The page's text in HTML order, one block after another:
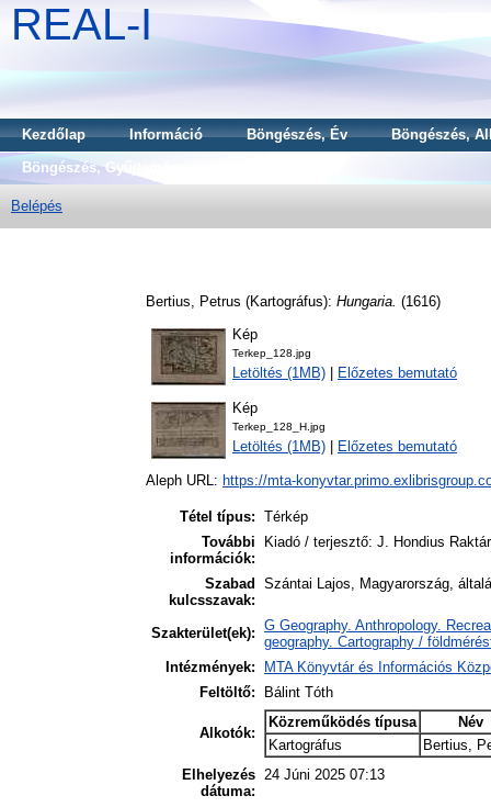
REAL-I
Kezdőlap Információ Böngészés, Év
Böngészés,
Böngészés, Gyűjtemény
Belépés
Bertius, Petrus (Kartográfus): Hungaria. (1616)
Kép
Terkep_128.jpg
Letöltés (1MB) Előzetes bemutató
Kép
Terkep_128_H.jpg
Letöltés (1MB) Előzetes bemutató
Aleph URL: https://mta-
Tétel típus: Térkép
További
információk:
Kiadó / terjesztő: J. Hondius
Szabad
kulcsszavak:
Szántai Lajos, Magyarország,
Szakterület(ek): G Geography. Anthropology.
geography. Cartography /
Intézmények:
MTA Könyvtár és Információs
Feltöltő:
Bálint Tóth
Alkotók:
Közreműködés típusa
Név
Kartográfus
Bertius,
Elhelyezés
dátuma:
24 Júni 2025 07:13